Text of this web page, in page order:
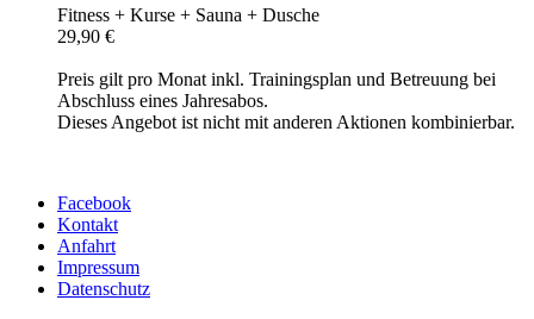
Fitness + Kurse + Sauna + Dusche
29,90 €
Preis gilt pro Monat inkl. Trainingsplan und Betreuung bei
Abschluss eines Jahresabos.
Dieses Angebot ist nicht mit anderen Aktionen kombinierbar.
Facebook
Kontakt
Anfahrt
Impressum
Datenschutz